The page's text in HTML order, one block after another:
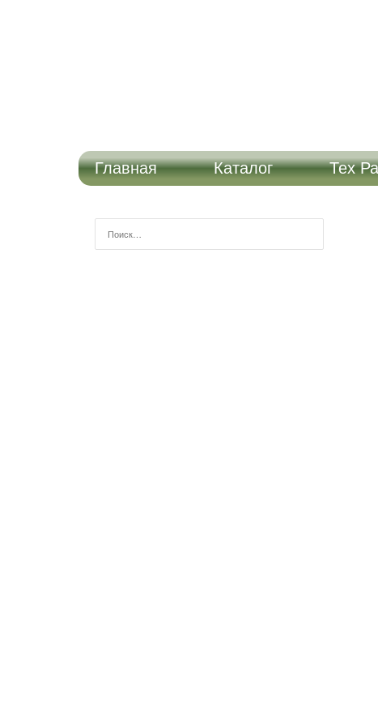
PROFIL-TOOLS ЯВЛЯЕТСЯ ПРОИЗВОДИТЕЛЕМ
"ТЕХ РАЗДЕЛ" РАЗМЕЩЕНА ИНФОРМАЦИЯ О
ПРОДУКЦИЮ, А ТАКЖЕ НАЙТИ ОКНО ОБРАТНОЙ
Главная Каталог Тех